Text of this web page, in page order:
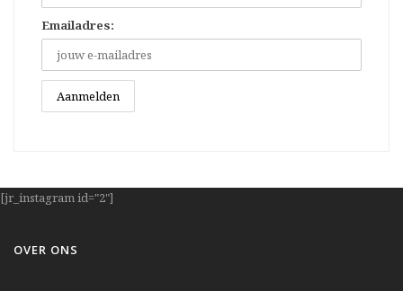
Emailadres:
[jr_instagram id="2"]
OVER ONS